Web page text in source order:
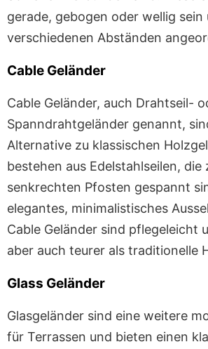
gerade, gebogen oder wellig sein
verschiedenen Abständen
Cable Geländer
Cable Geländer, auch Drahtseil-
Spanndrahtgeländer genannt,
Alternative zu klassischen
bestehen aus Edelstahlseilen, die
senkrechten Pfosten gespannt
elegantes, minimalistisches
Cable Geländer sind pflegeleicht
aber auch teurer als traditionelle
Glass Geländer
Glasgeländer sind eine weitere
für Terrassen und bieten einen